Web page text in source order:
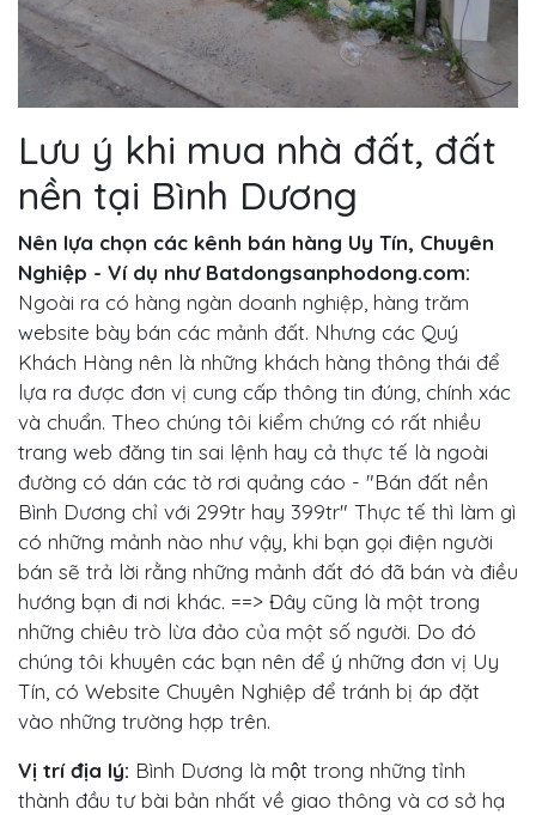
Lưu ý khi mua nhà đất, đất
nền tại Bình Dương
Nên lựa chọn các kênh bán hàng Uy Tín, Chuyên
Nghiệp - Ví dụ như Batdongsanphodong.com:
Ngoài ra có hàng ngàn doanh nghiệp, hàng trăm
website bày bán các mảnh đất. Nhưng các Quý
Khách Hàng nên là những khách hàng thông thái để
lựa ra được đơn vị cung cấp thông tin đúng, chính xác
và chuẩn. Theo chúng tôi kiểm chứng có rất nhiều
trang web đăng tin sai lệnh hay cả thực tế là ngoài
đường có dán các tờ rơi quảng cáo - "Bán đất nền
Bình Dương chỉ với 299tr hay 399tr" Thực tế thì làm gì
có những mảnh nào như vậy, khi bạn gọi điện người
bán sẽ trả lời rằng những mảnh đất đó đã bán và điều
hướng bạn đi nơi khác. ==> Đây cũng là một trong
những chiêu trò lừa đảo của một số người. Do đó
chúng tôi khuyên các bạn nên để ý những đơn vị Uy
Tín, có Website Chuyên Nghiệp để tránh bị áp đặt
vào những trường hợp trên.
Vị trí địa lý: Bình Dương là một trong những tỉnh
thành đầu tư bài bản nhất về giao thông và cơ sở hạ